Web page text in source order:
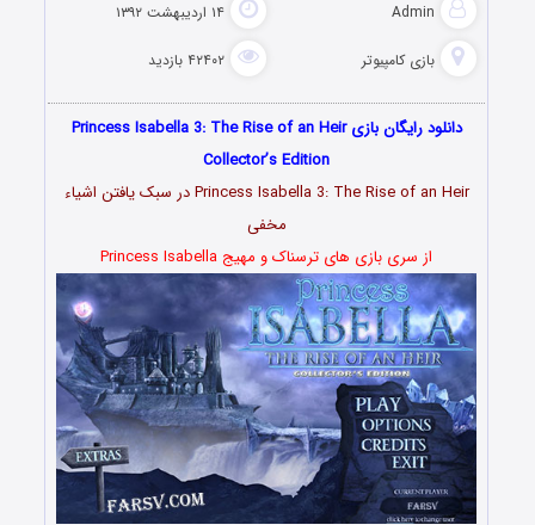
Admin ۱۴ اردیبهشت ۱۳۹۲
بازی کامپیوتر ۴۲۴۰۲ بازدید
دانلود رایگان بازی Princess Isabella 3: The Rise of an Heir
Collector’s Edition
Princess Isabella 3: The Rise of an Heir در سبک یافتن اشیاء
مخفی
از سری بازی های ترسناک و مهیج Princess Isabella